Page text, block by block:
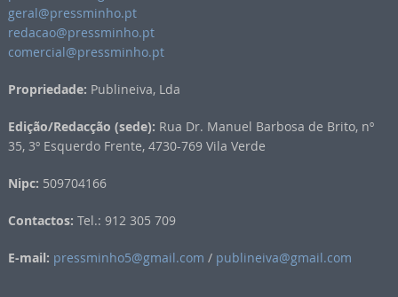
geral@pressminho.pt
redacao@pressminho.pt
comercial@pressminho.pt
Propriedade: Publineiva, Lda
Edição/Redacção (sede): Rua Dr. Manuel Barbosa de Brito, nº
35, 3º Esquerdo Frente, 4730-769 Vila Verde
Nipc: 509704166
Contactos: Tel.: 912 305 709
E-mail: pressminho5@gmail.com / publineiva@gmail.com